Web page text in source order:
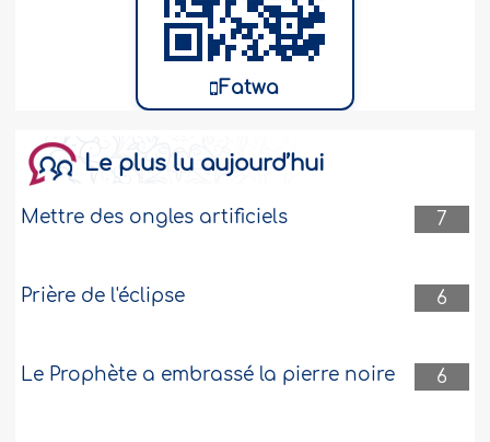
Fatwa
Le plus lu aujourd’hui
7
Mettre des ongles artificiels
6
Prière de l'éclipse
6
Le Prophète a embrassé la pierre noire